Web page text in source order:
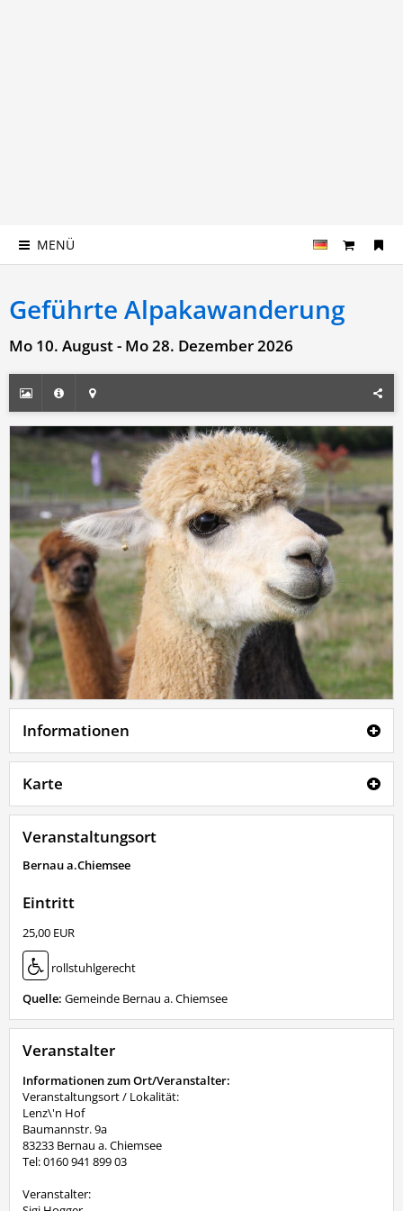
MENÜ
Geführte Alpakawanderung
Mo 10. August - Mo 28. Dezember 2026
Informationen
Karte
Veranstaltungsort
Bernau a.Chiemsee
Eintritt
25,00 EUR
rollstuhlgerecht
Quelle: Gemeinde Bernau a. Chiemsee
Veranstalter
Informationen zum Ort/Veranstalter:
Veranstaltungsort / Lokalität:
Lenz\'n Hof
Baumannstr. 9a
83233 Bernau a. Chiemsee
Tel: 0160 941 899 03
Veranstalter: